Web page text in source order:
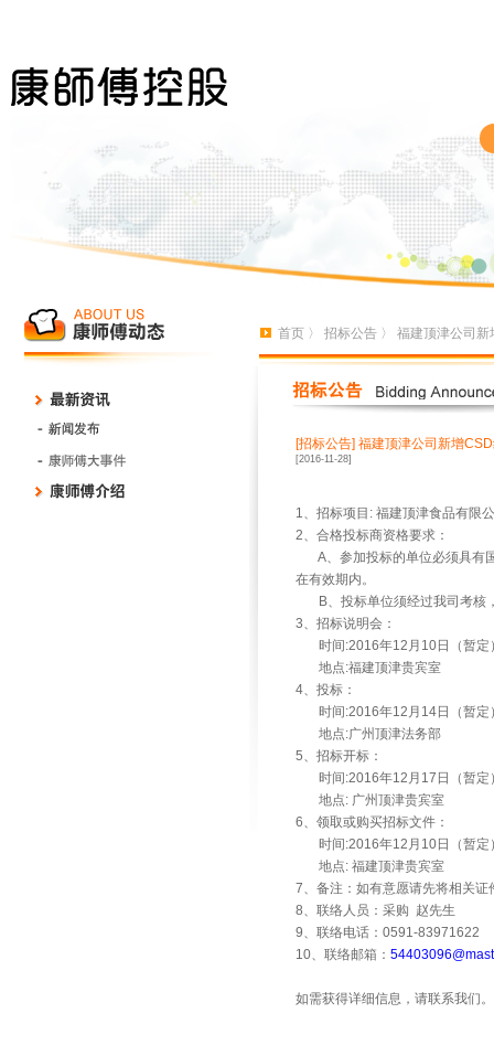
首页 〉 招标公告 〉 福建顶津公司
[招标公告] 福建顶津公司新增
[2016-11-28]
1、招标项目 : 福建顶津食品有限
2、合格投标商资格要求：
A、参加投标的单位必须具有
在有效期内。
B、投标单位须经过我司考核
3、招标说明会：
时间 :2016年12 月 10日（暂定
地点:福建顶津贵宾室
4、投标：
时间 :2016年12 月 14日（暂定
地点:广州顶津法务部
5、招标开标：
时间 :2016年12 月 17 日（暂定
地点: 广州顶津贵宾室
6、领取或购买招标文件：
时间 :2016年12 月 10日（暂定
地点: 福建顶津贵宾室
7、备注：如有意愿请先将相关证
8、联络人员：采购 赵先生
9、联络电话： 0591-83971622
10、联络邮箱：
如需获得详细信息，请联系我们。